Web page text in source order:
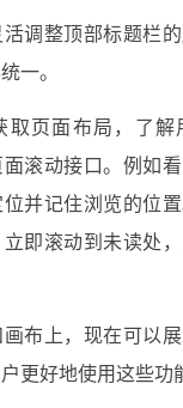
调整顶部标题栏
一。
取页面布局，了解
滚动接口。例如看
并记住浏览的位
即滚动到未读处
布上，现在可以
更好地使用这些功